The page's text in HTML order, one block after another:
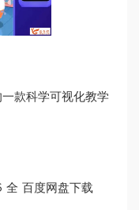
款科学可视化教学
百度网盘下载